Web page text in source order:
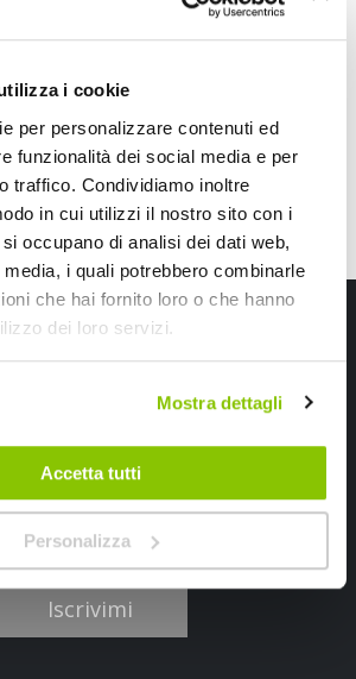
i cookie
per personalizzare contenuti ed
funzionalità dei social media e per
traffico. Condividiamo inoltre
in cui utilizzi il nostro sito con i
occupano di analisi dei dati web,
i quali potrebbero combinarle
che hai fornito loro o che hanno
dei loro servizi.
Mostra dettagli
Accetta tutti
Personalizza
10,85 €
newsletter Speedup
Iscrivimi